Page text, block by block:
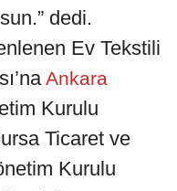
dedi.
Ev Tekstili
Ankara
Kurulu
Ticaret ve
Kurulu